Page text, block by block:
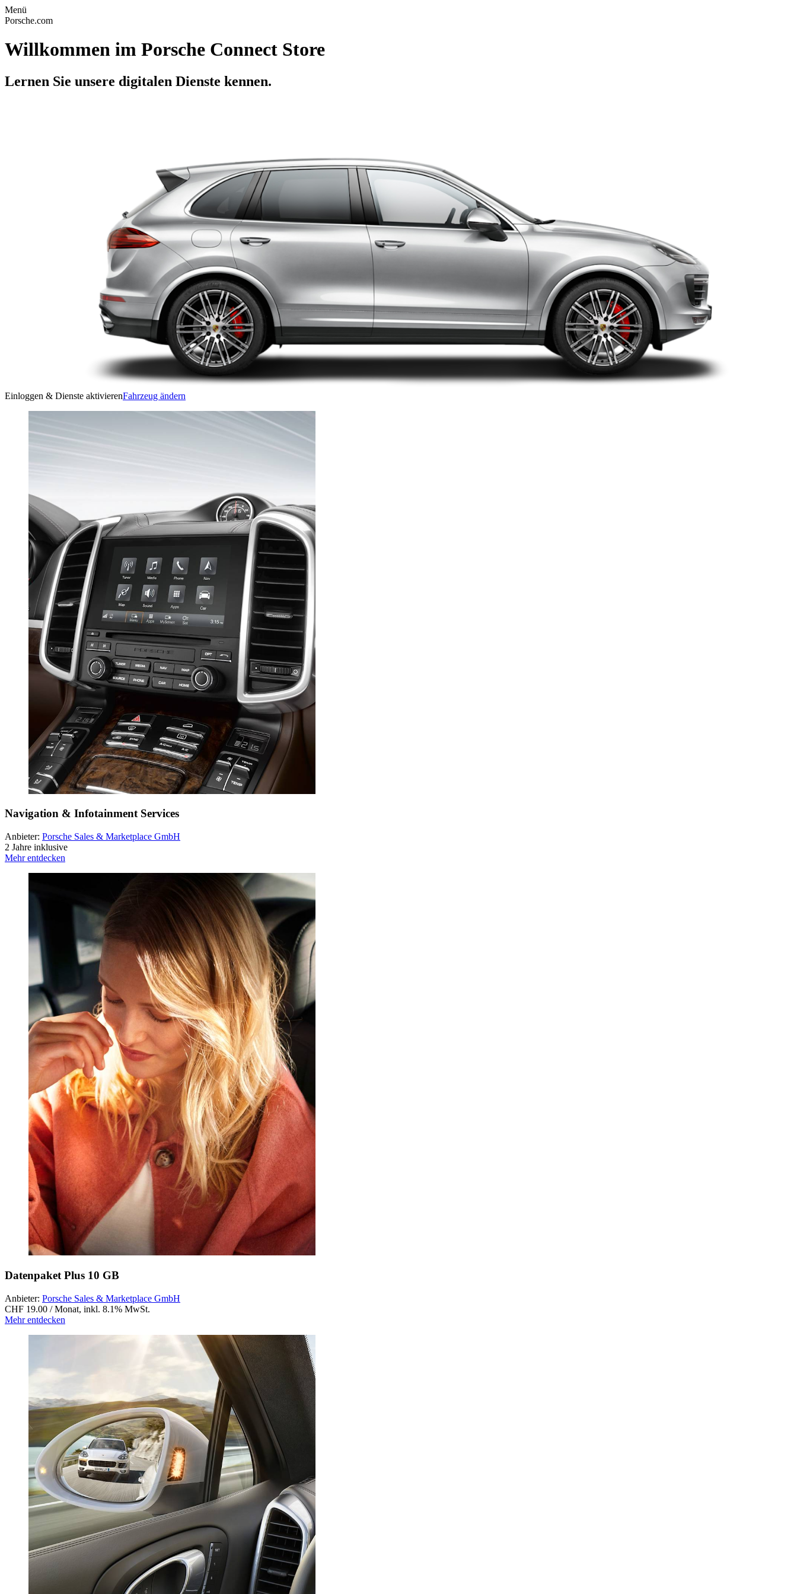
Menü
Porsche.com
Willkommen im Porsche Connect Store
Lernen Sie unsere digitalen Dienste kennen.
Einloggen & Dienste aktivierenFahrzeug ändern
Navigation & Infotainment Services
Anbieter: Porsche Sales & Marketplace GmbH
2 Jahre inklusive
Mehr entdecken
Datenpaket Plus 10 GB
Anbieter: Porsche Sales & Marketplace GmbH
CHF 19.00 / Monat, inkl. 8.1% MwSt.
Mehr entdecken